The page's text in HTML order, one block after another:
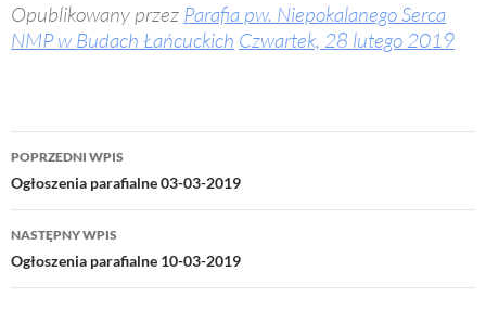
Opublikowany przez Parafia pw. Niepokalanego Serca
NMP w Budach Łańcuckich Czwartek, 28 lutego 2019
Nawigacja
wpisu
POPRZEDNI WPIS
Ogłoszenia parafialne 03-03-2019
NASTĘPNY WPIS
Ogłoszenia parafialne 10-03-2019